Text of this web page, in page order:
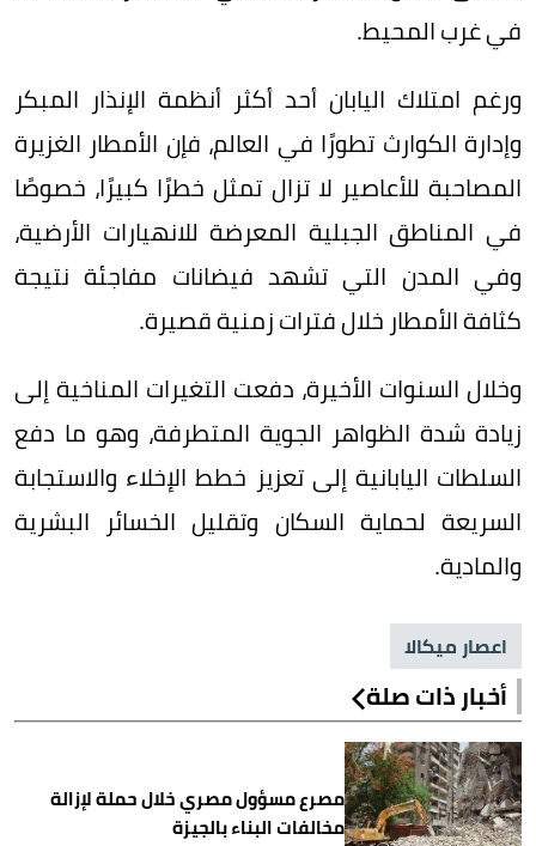
في غرب المحيط.
ورغم امتلاك اليابان أحد أكثر أنظمة الإنذار المبكر
وإدارة الكوارث تطورًا في العالم، فإن الأمطار الغزيرة
المصاحبة للأعاصير لا تزال تمثل خطرًا كبيرًا، خصوصًا
في المناطق الجبلية المعرضة للانهيارات الأرضية،
وفي المدن التي تشهد فيضانات مفاجئة نتيجة
كثافة الأمطار خلال فترات زمنية قصيرة.
وخلال السنوات الأخيرة، دفعت التغيرات المناخية إلى
زيادة شدة الظواهر الجوية المتطرفة، وهو ما دفع
السلطات اليابانية إلى تعزيز خطط الإخلاء والاستجابة
السريعة لحماية السكان وتقليل الخسائر البشرية
والمادية.
اعصار ميكالا
أخبار ذات صلة
مصرع مسؤول مصري خلال حملة لإزالة
مخالفات البناء بالجيزة